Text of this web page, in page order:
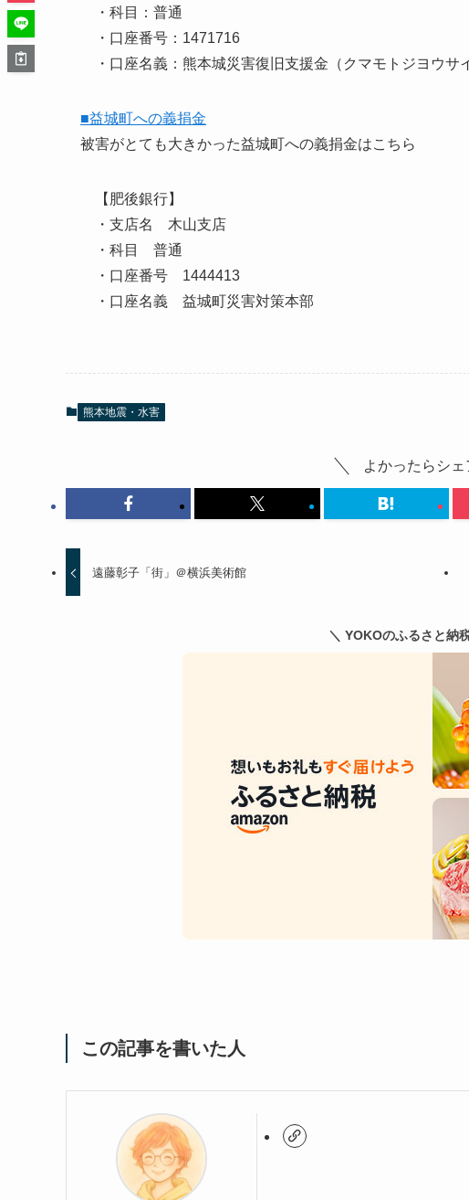
・科目：普通
・口座番号：1471716
・口座名義：熊本城災害復旧支援金（クマモトジヨウサ
■益城町への義捐金
被害がとても大きかった益城町への義捐金はこちら
【肥後銀行】
・支店名 木山支店
・科目 普通
・口座番号 1444413
・口座名義 益城町災害対策本部
熊本地震・水害
よかったらシェ
遠藤彰子「街」＠横浜美術館
＼ YOKOのふるさと納
この記事を書いた人